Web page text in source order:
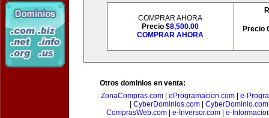
COMPRAR AHORA
Precio $8,500.00
COMPRAR AHORA
Precio
Otros dominios en venta:
ZonaCompras.com
eProgramacion.com
e-
CyberDominios.com| CyberDominio.com
ComprasWeb.com
e-Inversor.com
e-